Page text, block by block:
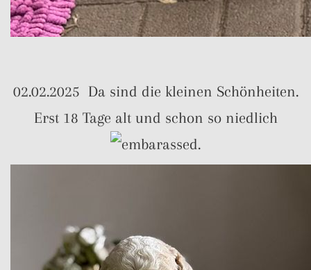
02.02.2025 Da sind die kleinen Schönheiten.
Erst 18 Tage alt und schon so niedlich
.